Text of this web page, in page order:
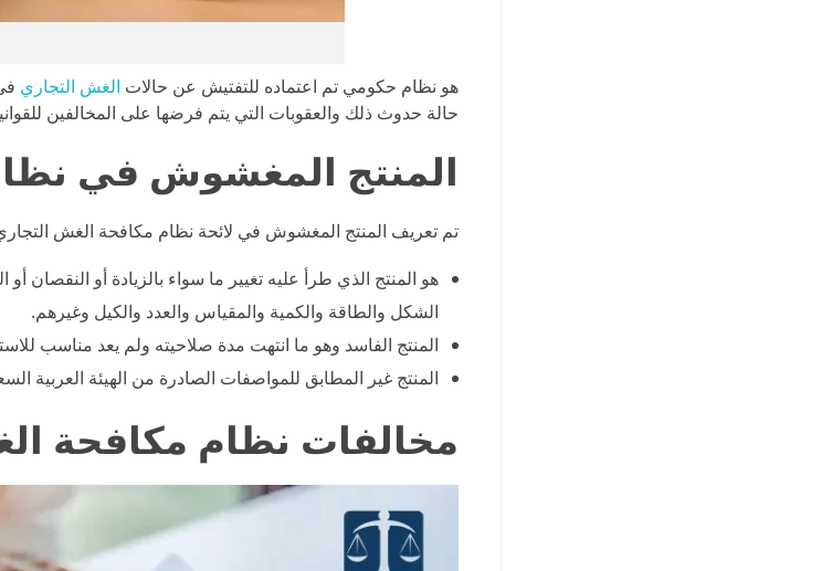
هو نظام حكومي تم اعتماده للتفتيش عن حالات الغش التجاري
حالة حدوث ذلك والعقوبات التي يتم فرضها على المخالفين
المنتج المغشوش في
تم تعريف المنتج المغشوش في لائحة نظام مكافحة الغش
هو المنتج الذي طرأ عليه تغيير ما سواء بالزيادة أو النقصان
الشكل والطاقة والكمية والمقياس والعدد والكيل وغيرهم.
المنتج الفاسد وهو ما انتهت مدة صلاحيته ولم يعد مناسب
المنتج غير المطابق للمواصفات الصادرة من الهيئة العربية
مخالفات نظام مكافحة